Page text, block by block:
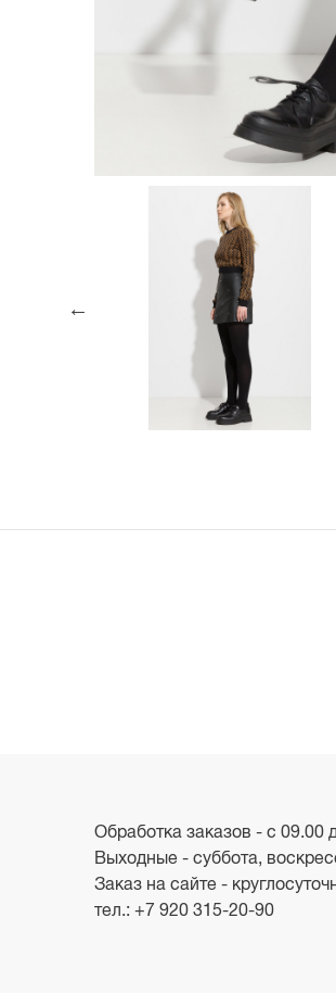
Обработка заказов - с 09.00
Выходные - суббота,
Заказ на сайте -
тел.: +7 920 315-20-90